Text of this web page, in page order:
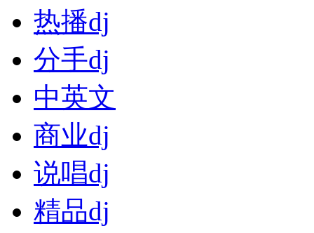
热播dj
分手dj
中英文
商业dj
说唱dj
精品dj